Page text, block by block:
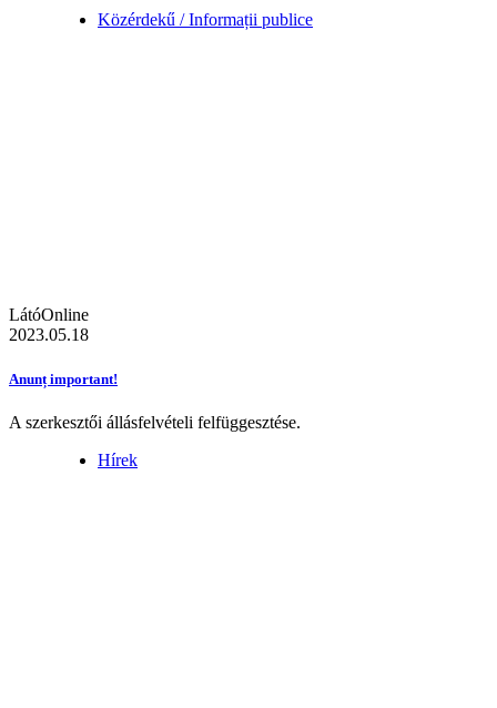
Közérdekű / Informații publice
LátóOnline
2023.05.18
Anunț important!
A szerkesztői állásfelvételi felfüggesztése.
Hírek